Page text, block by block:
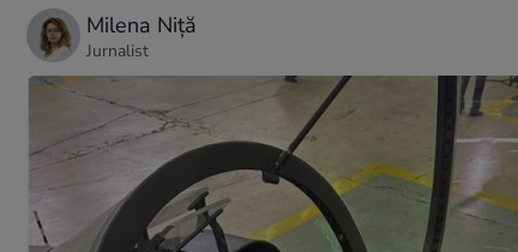
Milena Niță
Jurnalist